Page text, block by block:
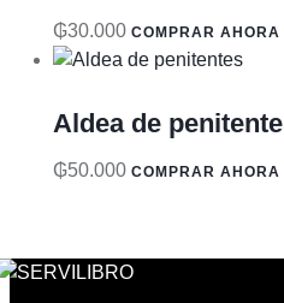
₲30.000 COMPRAR AHORA
Aldea de
₲50.000 COMPRAR AHORA